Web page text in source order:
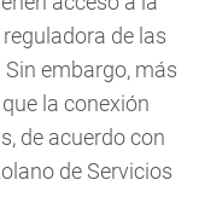
de las
embargo, más
la conexión
de acuerdo con
de Servicios